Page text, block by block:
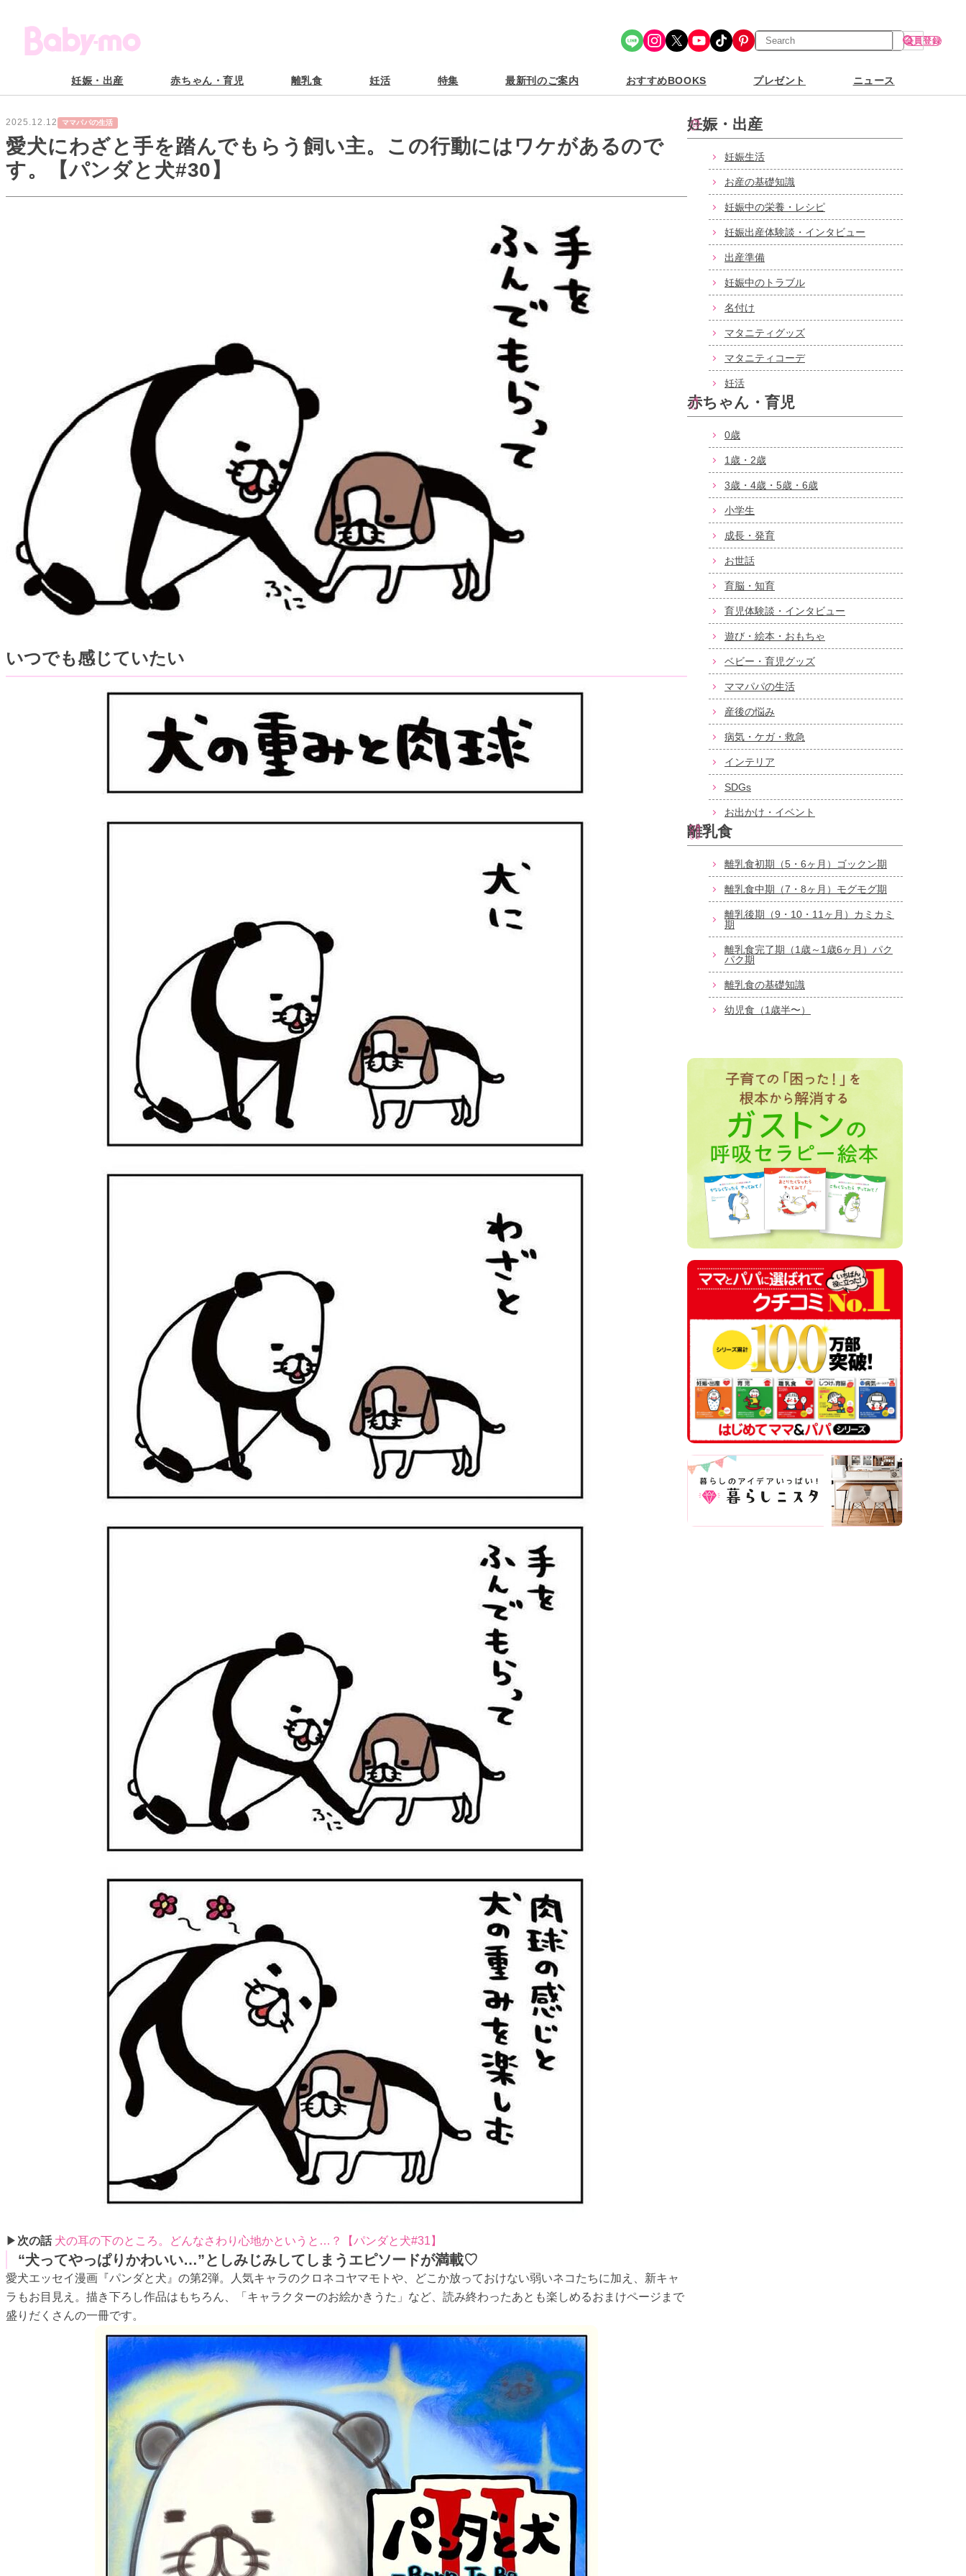
Share Icon Instagram X YouTube TikTok Pinterest
検
索
会員登録
妊娠・出産 赤ちゃん・育児 離乳食 妊活 特集 最新刊のご案内 おすすめBOOKS プレゼント ニュース
2025.12.12 ママパパの生活
愛犬にわざと手を踏んでもらう飼い主。この行動にはワケがあるので
す。【パンダと犬#30】
いつでも感じていたい
▶ 次の話 犬の耳の下のところ。どんなさわり心地かというと…？【パンダと犬#31】
“犬ってやっぱりかわいい…”としみじみしてしまうエピソードが満載♡
愛犬エッセイ漫画『パンダと犬』の第2弾。人気キャラのクロネコヤマモトや、どこか放っておけない弱いネコたちに加え、新キャ
ラもお目見え。描き下ろし作品はもちろん、「キャラクターのお絵かきうた」など、読み終わったあとも楽しめるおまけページまで
盛りだくさんの一冊です。
妊娠・出産
妊娠生活
お産の基礎知識
妊娠中の栄養・レシピ
妊娠出産体験談・インタビュー
出産準備
妊娠中のトラブル
名付け
マタニティグッズ
マタニティコーデ
妊活
赤ちゃん・育児
0歳
1歳・2歳
3歳・4歳・5歳・6歳
小学生
成長・発育
お世話
育脳・知育
育児体験談・インタビュー
遊び・絵本・おもちゃ
ベビー・育児グッズ
ママパパの生活
産後の悩み
病気・ケガ・救急
インテリア
SDGs
お出かけ・イベント
離乳食
離乳食初期（5・6ヶ月）ゴックン期
離乳食中期（7・8ヶ月）モグモグ期
離乳後期（9・10・11ヶ月）カミカミ
期
離乳食完了期（1歳～1歳6ヶ月）パク
パク期
離乳食の基礎知識
幼児食（1歳半〜）